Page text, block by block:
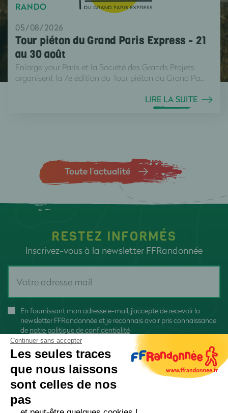
RANDO
05/08/2026
Tour piéton du Grand Paris Express - 21
au 30 août
Enlarge your Paris et la Société des Grands Projets
organisent la 7e édition du Tour piéton du Grand Pa...
LIRE LA SUITE
Toute l’actualité
RESTEZ INFORMÉS
Inscrivez-vous à la newsletter FFRandonnée
En fournissant mon adresse e-mail, j'accepte de recevoir la
newsletter FFRandonnée et je reconnais avoir pris connaissance
de notre politique de confidentialité
Continuer sans accepter
Les seules traces
que nous laissons
sont celles de nos
pas